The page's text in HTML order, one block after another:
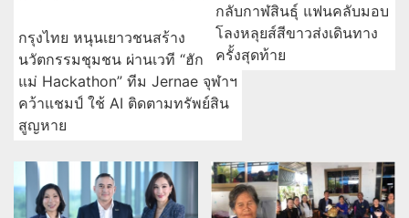
กรุงไทย หนุนเยาวชนสร้าง
นวัตกรรมชุมชน ผ่านเวที “ฮัก
แม่ Hackathon” ทีม Jernae จุฬาฯ
คว้าแชมป์ ใช้ AI ติดตามทรัพย์สิน
สูญหาย
กลับกาฬสินธุ์ แฟนคลับมอบ
โลงหลุยส์สีขาวส่งเดินทาง
ครั้งสุดท้าย